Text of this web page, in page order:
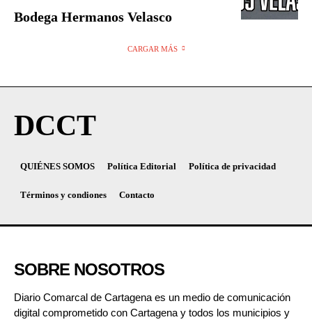
Bodega Hermanos Velasco
CARGAR MÁS
DCCT
QUIÉNES SOMOS Política Editorial Política de privacidad
Términos y condiones Contacto
SOBRE NOSOTROS
Diario Comarcal de Cartagena es un medio de comunicación
digital comprometido con Cartagena y todos los municipios y